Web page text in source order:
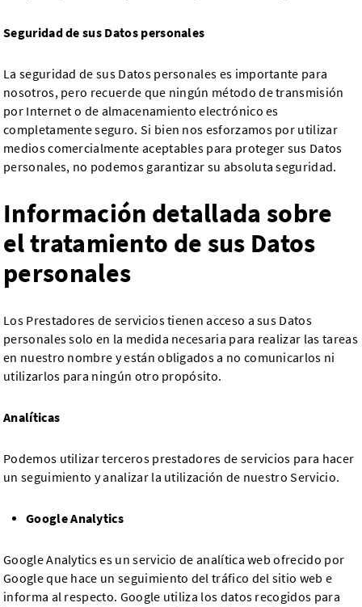
Seguridad de sus Datos personales
La seguridad de sus Datos personales es importante para
nosotros, pero recuerde que ningún método de transmisión
por Internet o de almacenamiento electrónico es
completamente seguro. Si bien nos esforzamos por utilizar
medios comercialmente aceptables para proteger sus Datos
personales, no podemos garantizar su absoluta seguridad.
Información detallada sobre
el tratamiento de sus Datos
personales
Los Prestadores de servicios tienen acceso a sus Datos
personales solo en la medida necesaria para realizar las tareas
en nuestro nombre y están obligados a no comunicarlos ni
utilizarlos para ningún otro propósito.
Analíticas
Podemos utilizar terceros prestadores de servicios para hacer
un seguimiento y analizar la utilización de nuestro Servicio.
Google Analytics
Google Analytics es un servicio de analítica web ofrecido por
Google que hace un seguimiento del tráfico del sitio web e
informa al respecto. Google utiliza los datos recogidos para